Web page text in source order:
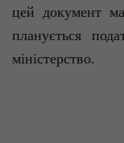
цей документ
планується
міністерство.